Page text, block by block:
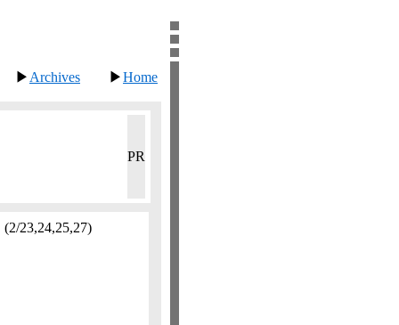
▶ Archives ▶Home
PR
(2/23,​24,​25,​27)